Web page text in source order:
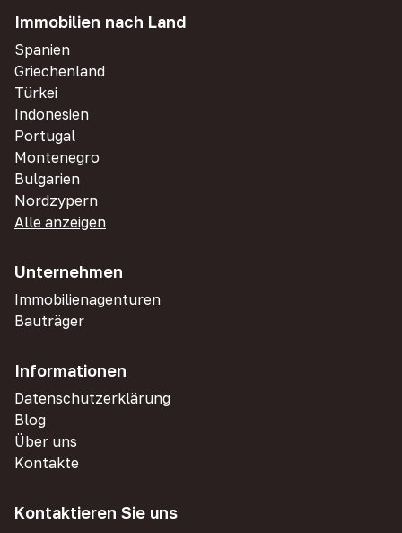
Immobilien nach Land
Spanien
Griechenland
Türkei
Indonesien
Portugal
Montenegro
Bulgarien
Nordzypern
Alle anzeigen
Unternehmen
Immobilienagenturen
Bauträger
Informationen
Datenschutzerklärung
Blog
Über uns
Kontakte
Kontaktieren Sie uns